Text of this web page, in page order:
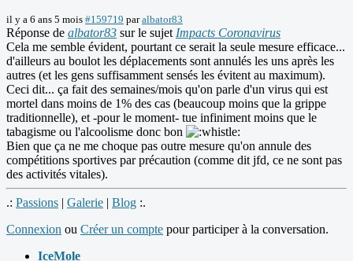
il y a 6 ans 5 mois #159719 paralbator83
Réponse de albator83 sur le sujet Impacts Coronavirus
Cela me semble évident, pourtant ce serait la seule mesure efficace...
d'ailleurs au boulot les déplacements sont annulés les uns après les
autres (et les gens suffisamment sensés les évitent au maximum).
Ceci dit... ça fait des semaines/mois qu'on parle d'un virus qui est
mortel dans moins de 1% des cas (beaucoup moins que la grippe
traditionnelle), et -pour le moment- tue infiniment moins que le
tabagisme ou l'alcoolisme donc bon
Bien que ça ne me choque pas outre mesure qu'on annule des
compétitions sportives par précaution (comme dit jfd, ce ne sont pas
des activités vitales).
.: Passions | Galerie | Blog :.
Connexion ou Créer un compte pour participer à la conversation.
IceMole